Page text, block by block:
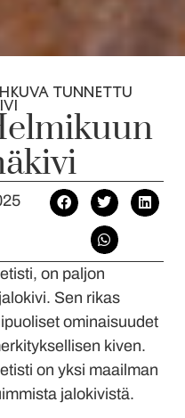
TUNNETTU
on paljon
Sen rikas
ominaisuudet
kiven.
on yksi maailman
jalokivistä.